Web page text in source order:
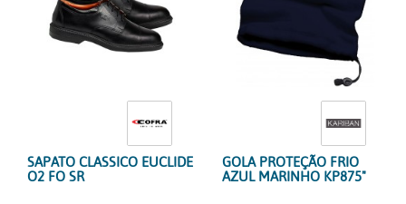
SAPATO CLASSICO EUCLIDE
O2 FO SR
GOLA PROTEÇÃO FRIO
AZUL MARINHO KP875"